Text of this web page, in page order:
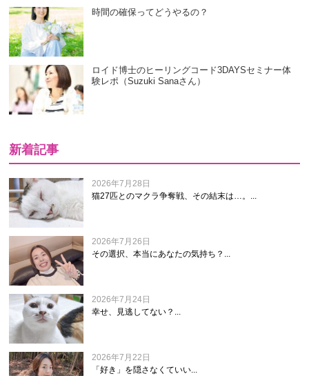
時間の確保ってどうやるの？
ロイド博士のヒーリングコード3DAYSセミナー体
験レポ（Suzuki Sanaさん）
新着記事
2026年7月28日
猫27匹とのマクラ争奪戦、その結末は…。...
2026年7月26日
その選択、本当にあなたの気持ち？...
2026年7月24日
幸せ、見逃してない？...
2026年7月22日
「好き」を隠さなくていい...